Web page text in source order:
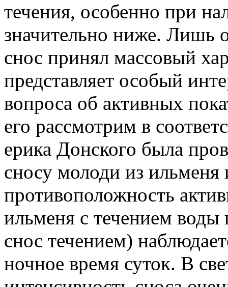
течения, особенно при
значительно ниже. Лишь
снос принял массовый
представляет особый
вопроса об активных
его рассмотрим в
ерика Донского была
сносу молоди из ильменя
противоположность
ильменя с течением
снос течением)
ночное время суток. В